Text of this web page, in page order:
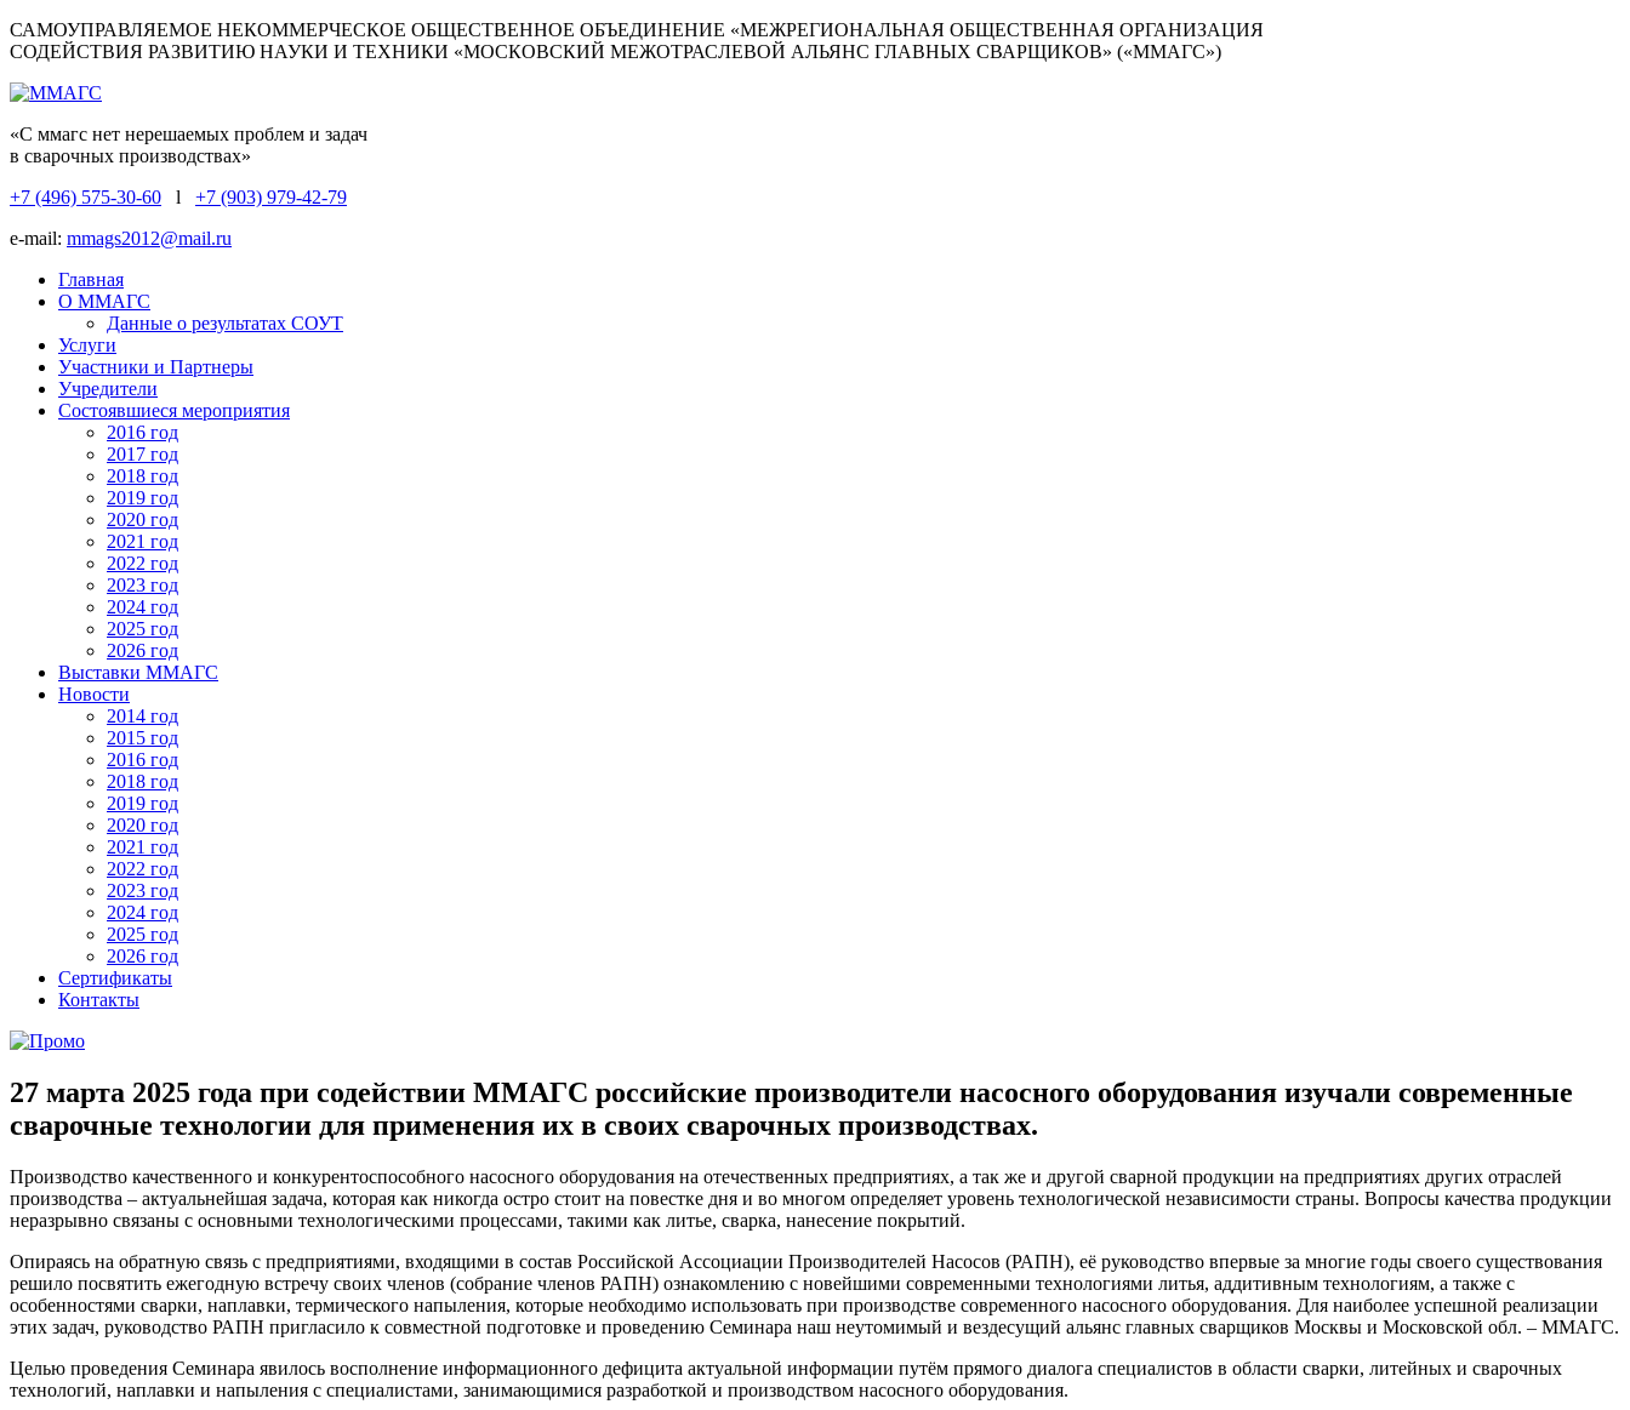
САМОУПРАВЛЯЕМОЕ НЕКОММЕРЧЕСКОЕ ОБЩЕСТВЕННОЕ ОБЪЕДИНЕНИЕ «МЕЖРЕГИОНАЛЬНАЯ ОБЩЕСТВЕННАЯ ОРГАНИЗАЦИЯ
СОДЕЙСТВИЯ РАЗВИТИЮ НАУКИ И ТЕХНИКИ «МОСКОВСКИЙ МЕЖОТРАСЛЕВОЙ АЛЬЯНС ГЛАВНЫХ СВАРЩИКОВ» («ММАГС»)
«С ммагс нет нерешаемых проблем и задач
в сварочных производствах»
+7 (496) 575-30-60 l +7 (903) 979-42-79
e-mail: mmags2012@mail.ru
Главная
О ММАГС
Данные о результатах СОУТ
Услуги
Участники и Партнеры
Учредители
Состоявшиеся мероприятия
2016 год
2017 год
2018 год
2019 год
2020 год
2021 год
2022 год
2023 год
2024 год
2025 год
2026 год
Выставки ММАГС
Новости
2014 год
2015 год
2016 год
2018 год
2019 год
2020 год
2021 год
2022 год
2023 год
2024 год
2025 год
2026 год
Сертификаты
Контакты
27 марта 2025 года при содействии ММАГС российские производители насосного оборудования изучали современные
сварочные технологии для применения их в своих сварочных производствах.
Производство качественного и конкурентоспособного насосного оборудования на отечественных предприятиях, а так же и другой сварной продукции на предприятиях других отраслей
производства – актуальнейшая задача, которая как никогда остро стоит на повестке дня и во многом определяет уровень технологической независимости страны. Вопросы качества продукции
неразрывно связаны с основными технологическими процессами, такими как литье, сварка, нанесение покрытий.
Опираясь на обратную связь с предприятиями, входящими в состав Российской Ассоциации Производителей Насосов (РАПН), её руководство впервые за многие годы своего существования
решило посвятить ежегодную встречу своих членов (собрание членов РАПН) ознакомлению с новейшими современными технологиями литья, аддитивным технологиям, а также с
особенностями сварки, наплавки, термического напыления, которые необходимо использовать при производстве современного насосного оборудования. Для наиболее успешной реализации
этих задач, руководство РАПН пригласило к совместной подготовке и проведению Семинара наш неутомимый и вездесущий альянс главных сварщиков Москвы и Московской обл. – ММАГС.
Целью проведения Семинара явилось восполнение информационного дефицита актуальной информации путём прямого диалога специалистов в области сварки, литейных и сварочных
технологий, наплавки и напыления с специалистами, занимающимися разработкой и производством насосного оборудования.